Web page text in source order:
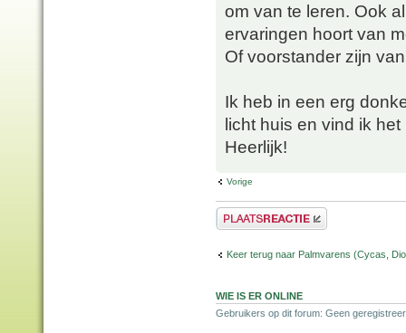
om van te leren. Ook
ervaringen hoort van
Of voorstander zijn
Ik heb in een erg
licht huis en vind ik
Heerlijk!
Vorige
Plaats een reactie
Keer terug naar Palmvarens (Cycas,
WIE IS ER ONLINE
Gebruikers op dit forum: Geen